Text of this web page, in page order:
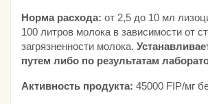
Норма расхода: от 2,5 до 10 мл
100 литров молока в зависимости от
загрязненности молока.
путем либо по результатам
Активность продукта: 45000 FIP/мг